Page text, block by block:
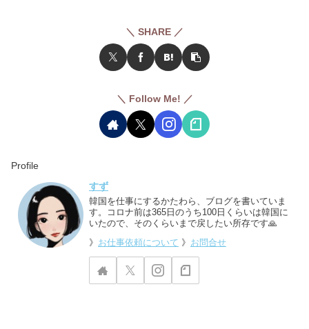
＼ SHARE ／
＼ Follow Me! ／
Profile
すず
韓国を仕事にするかたわら、ブログを書いていま
す。コロナ前は365日のうち100日くらいは韓国に
いたので、そのくらいまで戻したい所存です🙏
》 お仕事依頼について 》 お問合せ